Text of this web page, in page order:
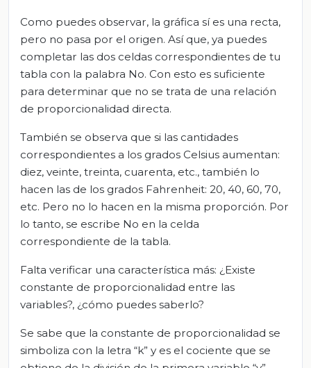
Como puedes observar, la gráfica sí es una recta,
pero no pasa por el origen. Así que, ya puedes
completar las dos celdas correspondientes de tu
tabla con la palabra No. Con esto es suficiente
para determinar que no se trata de una relación
de proporcionalidad directa.
También se observa que si las cantidades
correspondientes a los grados Celsius aumentan:
diez, veinte, treinta, cuarenta, etc., también lo
hacen las de los grados Fahrenheit: 20, 40, 60, 70,
etc. Pero no lo hacen en la misma proporción. Por
lo tanto, se escribe No en la celda
correspondiente de la tabla.
Falta verificar una característica más: ¿Existe
constante de proporcionalidad entre las
variables?, ¿cómo puedes saberlo?
Se sabe que la constante de proporcionalidad se
simboliza con la letra “k” y es el cociente que se